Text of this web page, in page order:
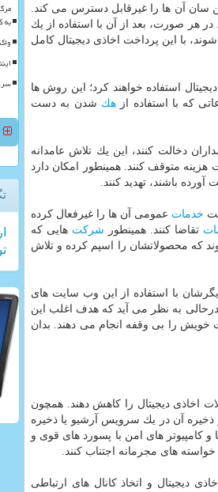
سان آن ها را غیرقابل دسترس می كند.
در هر صورت، بعد از آن با استفاده از یك
با این پرداخت اخاذی دیجیتال كامل
استفاده خواهند كرد؛ این روش ها
كه با استفاده ازهك شدن به دست
دخالت كنند، این یك تلاش عامدانه
هزینه متوقف كنند. همینطور امكان دارد
باشند، تهدید كنند.
خدمات عمومی آن ها را غیرفعال كرده
تقاضا كنند. همینطور شركت هایی كه
كه محصولاتشان را اسپم كرده و تلاش
با استفاده از این وب سایت های
درحالی به نظر می آید كه هدف اغلب این
را بی وقفه انجام می دهند. بدان
اخاذی دیجیتال را كاهش دهند. همچون
و ذخیره آن در یك سرویس آرشیو یا ذخیره
و كامپیوتر های امن با پسورد های قوی و
خواسته های مجرمانه اجتناب كنند.
دیجیتال و اتخاذ كانال های ارتباطی
به